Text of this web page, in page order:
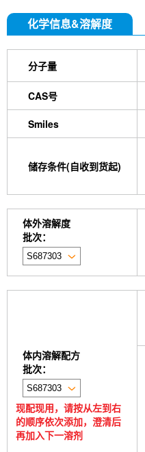
化学信息&溶解度
分子量
CAS号
Smiles
储存条件(自收到货起)
体外溶解度
批次：
体内溶解配方
批次：
现配现用，请按从左到右
的顺序依次添加，澄清后
再加入下一溶剂